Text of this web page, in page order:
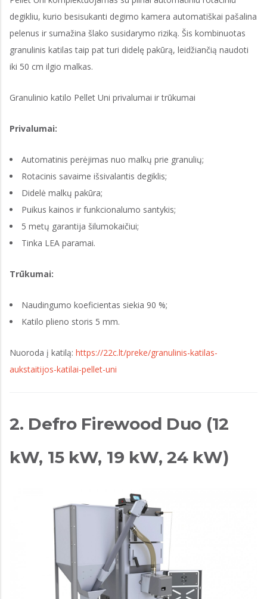
degikliu, kurio besisukanti degimo kamera automatiškai pašalina
pelenus ir sumažina šlako susidarymo riziką. Šis kombinuotas
granulinis katilas taip pat turi didelę pakūrą, leidžiančią naudoti
iki 50 cm ilgio malkas.
Granulinio katilo Pellet Uni privalumai ir trūkumai
Privalumai:
Automatinis perėjimas nuo malkų prie granulių;
Rotacinis savaime išsivalantis degiklis;
Didelė malkų pakūra;
Puikus kainos ir funkcionalumo santykis;
5 metų garantija šilumokaičiui;
Tinka LEA paramai.
Trūkumai:
Naudingumo koeficientas siekia 90 %;
Katilo plieno storis 5 mm.
Nuoroda į katilą: https://22c.lt/preke/granulinis-katilas-
aukstaitijos-katilai-pellet-uni
2. Defro Firewood Duo (12
kW, 15 kW, 19 kW, 24 kW)